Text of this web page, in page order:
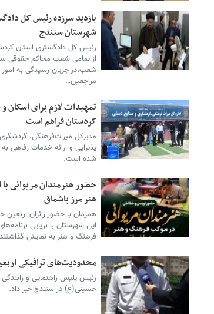
بازدید سرزده رئیس کل
شهرستان سنندج
از تمامی شعب محاکم حقوقی
شعب،در جریان رسیدگی به امور
مراجعین…
تمهیدات لازم برای اسکان
کردستان فراهم است
مدیرکل میراث‌فرهنگی،
پذیرایی و ارائه خدمات رفاهی
شده است.
حضور هنرمندان مریوانی
هنر مرز باشماق
همزمان با حضور زائران اربعین
این شهرستان با برپایی
فرهنگ و هنر به نمایش
محدودیت‌های ترافیکی
رئیس پلیس راهنمایی و
حسینی(ع) در سنندج خبر داد.